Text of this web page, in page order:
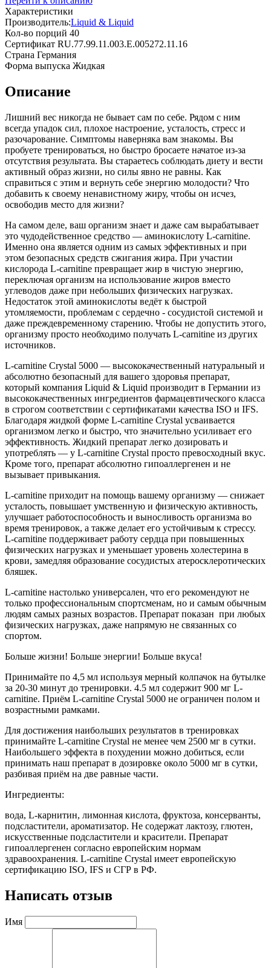
Характеристики
Производитель:Liquid & Liquid
Кол-во порций 40
Сертификат RU.77.99.11.003.E.005272.11.16
Страна Германия
Форма выпуска Жидкая
Описание
Лишний вес никогда не бывает сам по себе. Рядом с ним
всегда упадок сил, плохое настроение, усталость, стресс и
разочарование. Симптомы наверняка вам знакомы. Вы
пробуете тренироваться, но быстро бросаете начатое из-за
отсутствия результата. Вы стараетесь соблюдать диету и вести
активный образ жизни, но силы явно не равны. Как
справиться с этим и вернуть себе энергию молодости? Что
добавить к своему ненавистному жиру, чтобы он исчез,
освободив место для жизни?
На самом деле, ваш организм знает и даже сам вырабатывает
это чудодейственное средство — аминокислоту L-сarnitine.
Именно она является одним из самых эффективных и при
этом безопасных средств сжигания жира. При участии
кислорода L-сarnitine превращает жир в чистую энергию,
переключая организм на использование жиров вместо
углеводов даже при небольших физических нагрузках.
Недостаток этой аминокислоты ведёт к быстрой
утомляемости, проблемам с сердечно - сосудистой системой и
даже преждевременному старению. Чтобы не допустить этого,
организму просто необходимо получать L-сarnitine из других
источников.
L-carnitine Crystal 5000 — высококачественный натуральный и
абсолютно безопасный для вашего здоровья препарат,
который компания Liquid & Liquid производит в Германии из
высококачественных ингредиентов фармацевтического класса
в строгом соответствии с сертификатами качества ISO и IFS.
Благодаря жидкой форме L-сarnitine Crystal усваивается
организмом легко и быстро, что значительно усиливает его
эффективность. Жидкий препарат легко дозировать и
употреблять — у L-сarnitine Crystal просто превосходный вкус.
Кроме того, препарат абсолютно гипоаллергенен и не
вызывает привыкания.
L-carnitine приходит на помощь вашему организму — снижает
усталость, повышает умственную и физическую активность,
улучшает работоспособность и выносливость организма во
время тренировок, а также делает его устойчивым к стрессу.
L-carnitine поддерживает работу сердца при повышенных
физических нагрузках и уменьшает уровень холестерина в
крови, замедляя образование сосудистых атеросклеротических
бляшек.
L-сarnitine настолько универсален, что его рекомендуют не
только профессиональным спортсменам, но и самым обычным
людям самых разных возрастов. Препарат показан при любых
физических нагрузках, даже напрямую не связанных со
спортом.
Больше жизни! Больше энергии! Больше вкуса!
Принимайте по 4,5 мл используя мерный колпачок на бутылке
за 20-30 минут до тренировки. 4.5 мл содержит 900 мг L-
carnitine. Приём L-carnitine Crystal 5000 не ограничен полом и
возрастными рамками.
Для достижения наибольших результатов в тренировках
принимайте L-carnitine Crystal не менее чем 2500 мг в сутки.
Наибольшего эффекта в похудении можно добиться, если
принимать наш препарат в дозировке около 5000 мг в сутки,
разбивая приём на две равные части.
Ингредиенты:
вода, L-карнитин, лимонная кислота, фруктоза, консерванты,
подсластители, ароматизатор. Не содержат лактозу, глютен,
искусственные подсластители и красители. Препарат
гипоаллергенен согласно европейским нормам
здравоохранения. L-carnitine Crystal имеет европейскую
сертификацию ISO, IFS и СГР в РФ.
Написать отзыв
Имя